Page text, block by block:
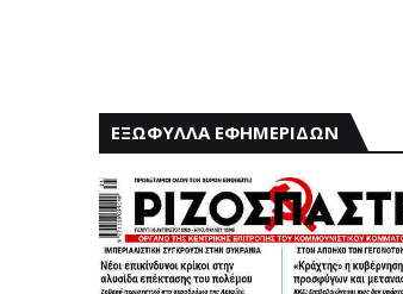
ΕΞΩΦΥΛΛΑ ΕΦΗΜΕΡΙΔΩΝ